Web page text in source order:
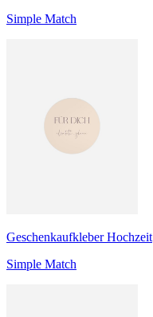
Simple Match
Geschenkaufkleber Hochzeit
Simple Match